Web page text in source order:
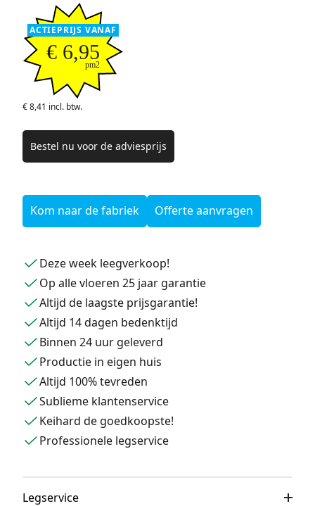
ACTIEPRIJS VANAF
€ 6,95
pm2
€ 8,41 incl. btw.
Bestel nu voor de adviesprijs
Kom naar de fabriek Offerte aanvragen
Deze week leegverkoop!
Op alle vloeren 25 jaar garantie
Altijd de laagste prijsgarantie!
Altijd 14 dagen bedenktijd
Binnen 24 uur geleverd
Productie in eigen huis
Altijd 100% tevreden
Sublieme klantenservice
Keihard de goedkoopste!
Professionele legservice
Legservice